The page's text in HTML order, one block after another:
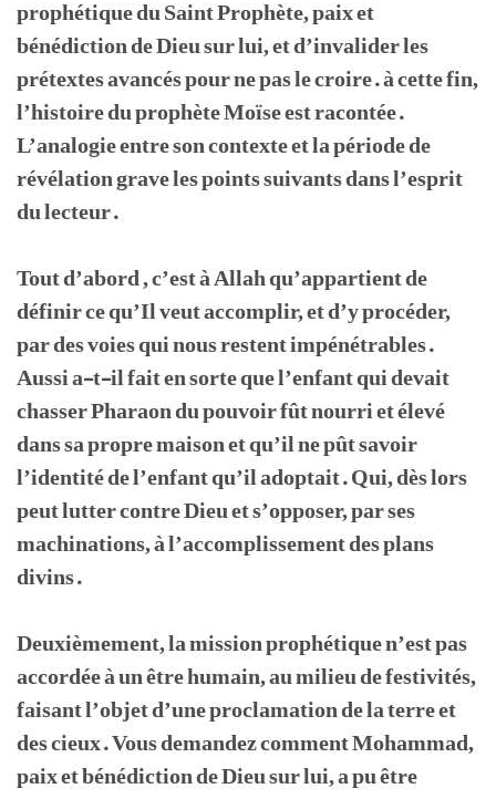
prophétique du Saint Prophète, paix et
bénédiction de Dieu sur lui, et d’invalider les
prétextes avancés pour ne pas le croire. à cette fin,
l’histoire du prophète Moïse est racontée.
L’analogie entre son contexte et la période de
révélation grave les points suivants dans l’esprit
du lecteur.
Tout d’abord , c’est à Allah qu’appartient de
définir ce qu’Il veut accomplir, et d’y procéder,
par des voies qui nous restent impénétrables.
Aussi a-t-il fait en sorte que l’enfant qui devait
chasser Pharaon du pouvoir fût nourri et élevé
dans sa propre maison et qu’il ne pût savoir
l’identité de l’enfant qu’il adoptait. Qui, dès lors
peut lutter contre Dieu et s’opposer, par ses
machinations, à l’accomplissement des plans
divins.
Deuxièmement, la mission prophétique n’est pas
accordée à un être humain, au milieu de festivités,
faisant l’objet d’une proclamation de la terre et
des cieux. Vous demandez comment Mohammad,
paix et bénédiction de Dieu sur lui, a pu être